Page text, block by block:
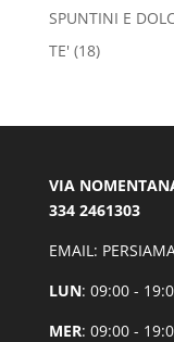
SPUNTINI E
TE' (18)
VIA
334 2461303
EMAIL:
LUN: 09:00 -
MER: 09:00 -